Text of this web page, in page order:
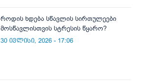
როდის ხდება სწავლის სირთულეები
მოსწავლისთვის სტრესის წყარო?
30 ივლისი, 2026 - 17:06